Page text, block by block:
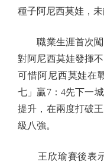
種子阿尼西莫娃，未
職業生涯首次闖
對阿尼西莫娃發揮
可惜阿尼西莫娃在
七」贏7：4先下一
提升，在兩度打破
級八強。
王欣瑜賽後表示